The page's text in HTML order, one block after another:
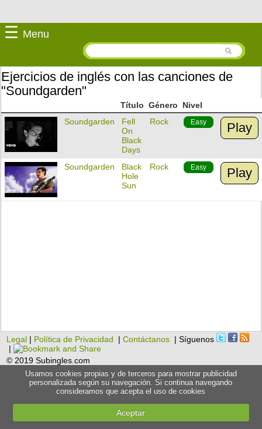
☰ Menu
Ejercicios de inglés con las canciones de
"Soundgarden"
Título Género
Nivel
Soundgarden
Fell
On
Black
Days
Rock Easy Play
Soundgarden
Black
Hole
Sun
Rock Easy Play
Legal | Política de Privacidad |Contáctanos | Síguenos
|
© 2019 Subingles.com
Usamos cookies propias y de terceros para mostrar publicidad
personalizada según su navegación. Si continua navegando
consideramos que acepta el uso de cookies
Aceptar